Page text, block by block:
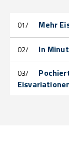
01/ Mehr
02/ In
03/